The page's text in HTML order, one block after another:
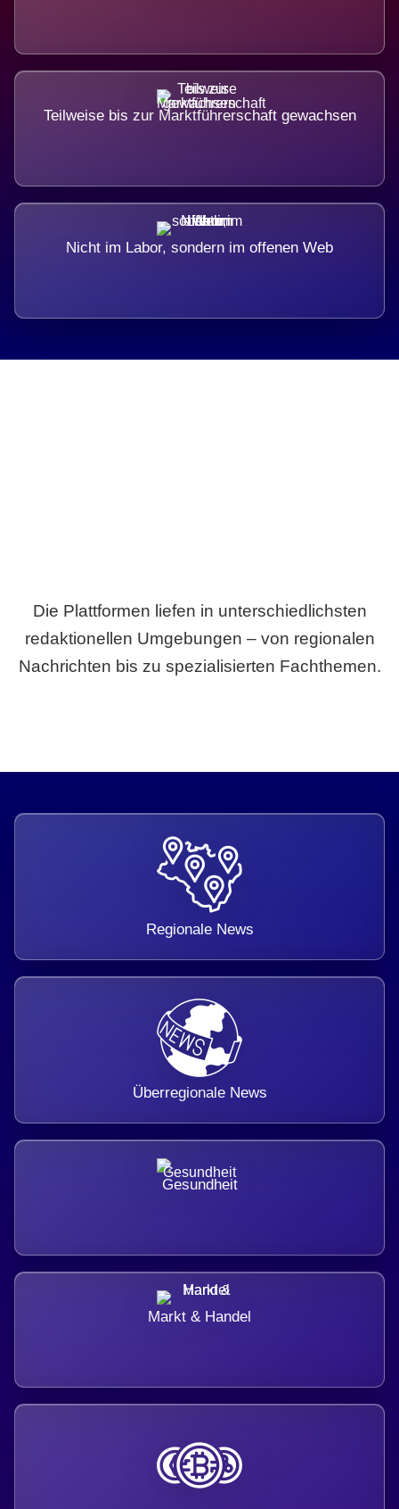
Teilweise bis zur Marktführerschaft gewachsen
Nicht im Labor, sondern im offenen Web
Die Plattformen liefen in unterschiedlichsten
redaktionellen Umgebungen – von regionalen
Nachrichten bis zu spezialisierten Fachthemen.
Regionale News
Überregionale News
Gesundheit
Markt & Handel